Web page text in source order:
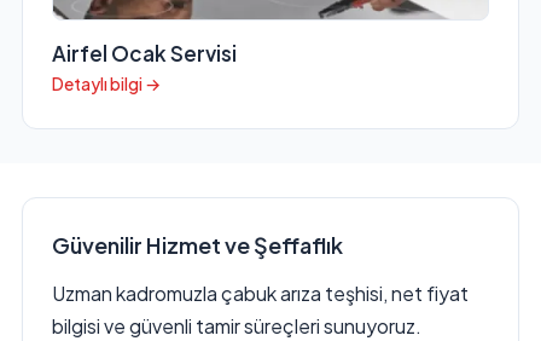
Airfel Ocak Servisi
Detaylı bilgi →
Güvenilir Hizmet ve Şeffaflık
Uzman kadromuzla çabuk arıza teşhisi, net fiyat
bilgisi ve güvenli tamir süreçleri sunuyoruz.